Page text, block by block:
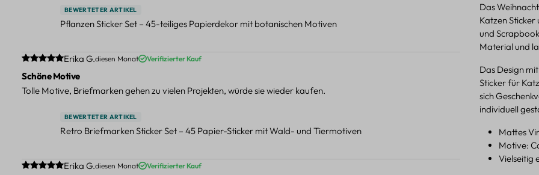
Das
Katzen
und
Material und
Das Design
Sticker für
sich
individuell
Mattes
Motive:
Vielseitig
BEWERTETER ARTIKEL
Pflanzen Sticker Set – 45-teiliges Papierdekor mit botanischen Motiven
Durchschnittliche Bewertung von 5 von 5 Sternen
Erika G.diesen Monat Verifizierter Kauf
Schöne Motive
Tolle Motive, Briefmarken gehen zu vielen Projekten, würde sie wieder kaufen.
BEWERTETER ARTIKEL
Retro Briefmarken Sticker Set – 45 Papier-Sticker mit Wald- und Tiermotiven
Durchschnittliche Bewertung von 5 von 5 Sternen
Erika G.diesen Monat Verifizierter Kauf